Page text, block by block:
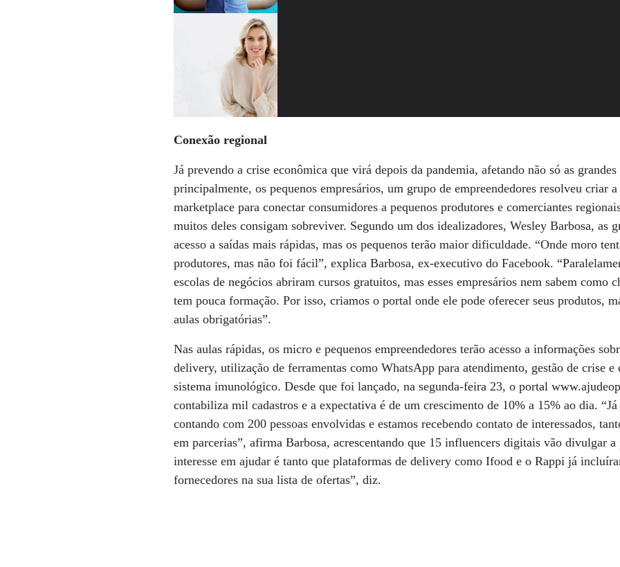
Conexão regional
Já prevendo a crise econômica que virá depois da pandemia, afetando não só as grandes
principalmente, os pequenos empresários, um grupo de empreendedores resolveu criar
marketplace para conectar consumidores a pequenos produtores e comerciantes
muitos deles consigam sobreviver. Segundo um dos idealizadores, Wesley Barbosa, as
acesso a saídas mais rápidas, mas os pequenos terão maior dificuldade. “Onde moro
produtores, mas não foi fácil”, explica Barbosa, ex-executivo do Facebook.
escolas de negócios abriram cursos gratuitos, mas esses empresários nem sabem como
tem pouca formação. Por isso, criamos o portal onde ele pode oferecer seus produtos,
aulas obrigatórias”.
Nas aulas rápidas, os micro e pequenos empreendedores terão acesso a informações
delivery, utilização de ferramentas como WhatsApp para atendimento, gestão de crise e
sistema imunológico. Desde que foi lançado, na segunda-feira 23, o portal
contabiliza mil cadastros e a expectativa é de um crescimento de 10% a 15% ao dia.
contando com 200 pessoas envolvidas e estamos recebendo contato de interessados,
em parcerias”, afirma Barbosa, acrescentando que 15 influencers digitais vão divulgar
interesse em ajudar é tanto que plataformas de delivery como Ifood e o Rappi já
fornecedores na sua lista de ofertas”, diz.